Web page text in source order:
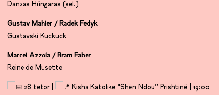
Danzas Húngaras (sel.)
Gustav Mahler / Radek Fedyk
Gustavski Kuckuck
Marcel Azzola / Bram Faber
Reine de Musette
28 tetor |
Kisha Katolike “Shën Ndou” Prishtinë | 19:00